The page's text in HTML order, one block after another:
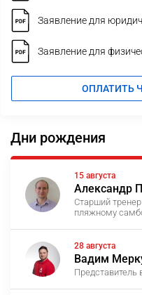
Заявление для
Заявление для
ОПЛАТИТЬ
Дни рождения
15 августа
Александр
Старший
пляжному
28 августа
Вадим